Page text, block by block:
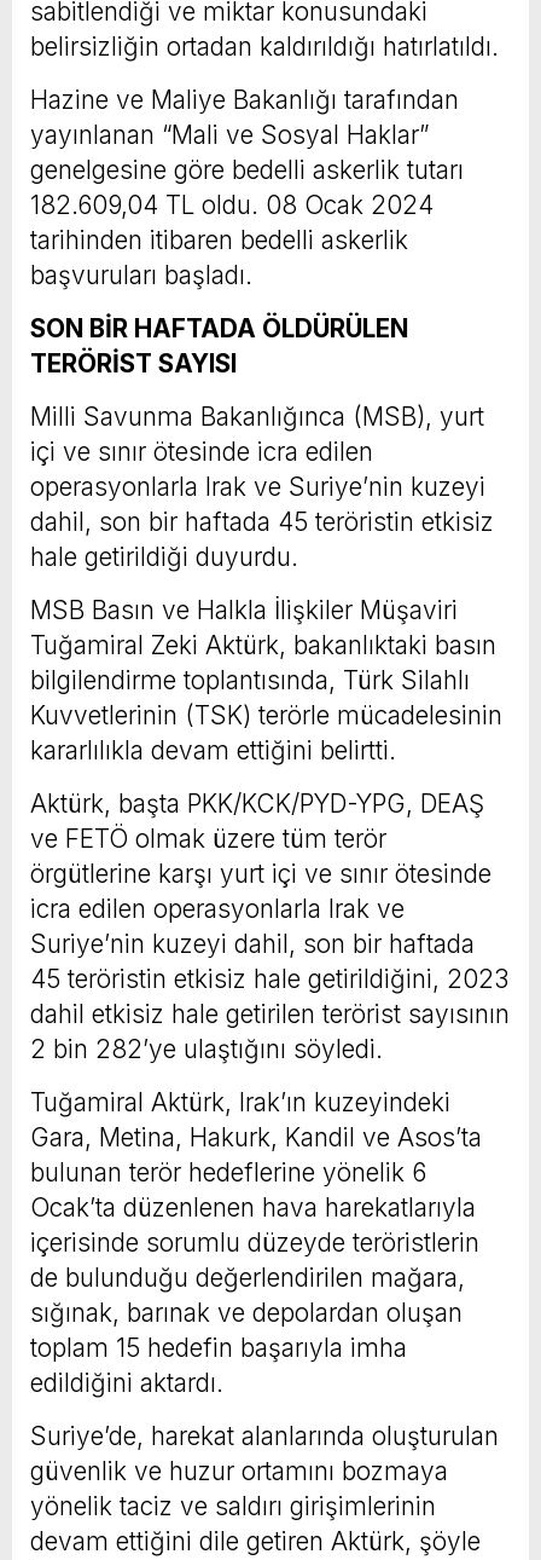
sabitlendiği ve miktar konusundaki
belirsizliğin ortadan kaldırıldığı hatırlatıldı.
Hazine ve Maliye Bakanlığı tarafından
yayınlanan “Mali ve Sosyal Haklar”
genelgesine göre bedelli askerlik tutarı
182.609,04 TL oldu. 08 Ocak 2024
tarihinden itibaren bedelli askerlik
başvuruları başladı.
SON BİR HAFTADA ÖLDÜRÜLEN
TERÖRİST SAYISI
Milli Savunma Bakanlığınca (MSB), yurt
içi ve sınır ötesinde icra edilen
operasyonlarla Irak ve Suriye’nin kuzeyi
dahil, son bir haftada 45 teröristin etkisiz
hale getirildiği duyurdu.
MSB Basın ve Halkla İlişkiler Müşaviri
Tuğamiral Zeki Aktürk, bakanlıktaki basın
bilgilendirme toplantısında, Türk Silahlı
Kuvvetlerinin (TSK) terörle mücadelesinin
kararlılıkla devam ettiğini belirtti.
Aktürk, başta PKK/KCK/PYD-YPG, DEAŞ
ve FETÖ olmak üzere tüm terör
örgütlerine karşı yurt içi ve sınır ötesinde
icra edilen operasyonlarla Irak ve
Suriye’nin kuzeyi dahil, son bir haftada
45 teröristin etkisiz hale getirildiğini, 2023
dahil etkisiz hale getirilen terörist sayısının
2 bin 282’ye ulaştığını söyledi.
Tuğamiral Aktürk, Irak’ın kuzeyindeki
Gara, Metina, Hakurk, Kandil ve Asos’ta
bulunan terör hedeflerine yönelik 6
Ocak’ta düzenlenen hava harekatlarıyla
içerisinde sorumlu düzeyde teröristlerin
de bulunduğu değerlendirilen mağara,
sığınak, barınak ve depolardan oluşan
toplam 15 hedefin başarıyla imha
edildiğini aktardı.
Suriye’de, harekat alanlarında oluşturulan
güvenlik ve huzur ortamını bozmaya
yönelik taciz ve saldırı girişimlerinin
devam ettiğini dile getiren Aktürk, şöyle